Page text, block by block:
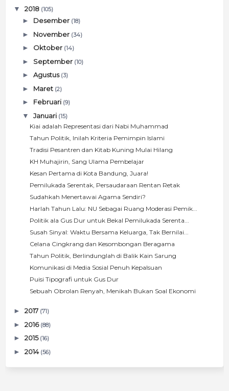
▼ 2018 (105)
► Desember (18)
► November (34)
► Oktober (14)
► September (10)
► Agustus (3)
► Maret (2)
► Februari (9)
▼ Januari (15)
Kiai adalah Representasi dari Nabi Muhammad
Tahun Politik, Inilah Kriteria Pemimpin Islami
Tradisi Pesantren dan Kitab Kuning Mulai Hilang
KH Muhajirin, Sang Ulama Pembelajar
Kesan Pertama di Kota Bandung, Juara!
Pemilukada Serentak, Persaudaraan Rentan Retak
Sudahkah Menertawai Agama Sendiri?
Harlah Tahun Lalu: NU Sebagai Ruang Moderasi Pemik...
Politik ala Gus Dur untuk Bekal Pemilukada Serenta...
Susah Sinyal: Waktu Bersama Keluarga, Tak Bernilai...
Celana Cingkrang dan Kesombongan Beragama
Tahun Politik, Berlindunglah di Balik Kain Sarung
Komunikasi di Media Sosial Penuh Kepalsuan
Puisi Tipografi untuk Gus Dur
Sebuah Obrolan Renyah, Menikah Bukan Soal Ekonomi
► 2017 (71)
► 2016 (88)
► 2015 (16)
► 2014 (56)